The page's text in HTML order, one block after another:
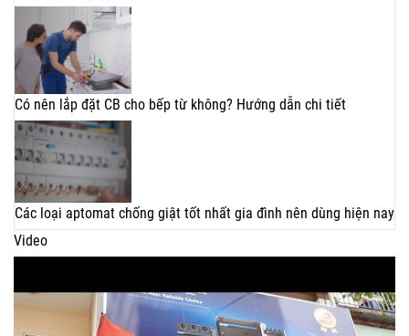
Có nên lắp đặt CB cho bếp từ không? Hướng dẫn chi tiết
Các loại aptomat chống giật tốt nhất gia đình nên dùng hiện nay
Video